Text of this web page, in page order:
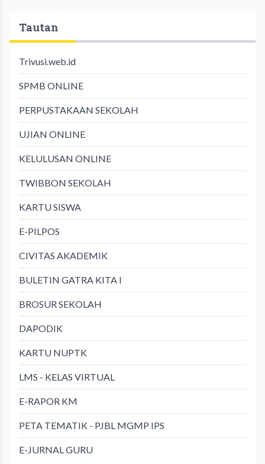
Tautan
Trivusi.web.id
SPMB ONLINE
PERPUSTAKAAN SEKOLAH
UJIAN ONLINE
KELULUSAN ONLINE
TWIBBON SEKOLAH
KARTU SISWA
E-PILPOS
CIVITAS AKADEMIK
BULETIN GATRA KITA I
BROSUR SEKOLAH
DAPODIK
KARTU NUPTK
LMS - KELAS VIRTUAL
E-RAPOR KM
PETA TEMATIK - PJBL MGMP IPS
E-JURNAL GURU